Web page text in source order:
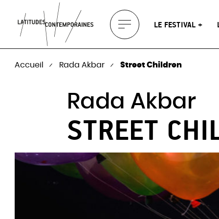
Afficher
le
menu
LE FESTIVAL
Venir au festival
Partenaires
Soundscapes
Accueil Rada Akbar Street Children
Rada Akbar
STREET